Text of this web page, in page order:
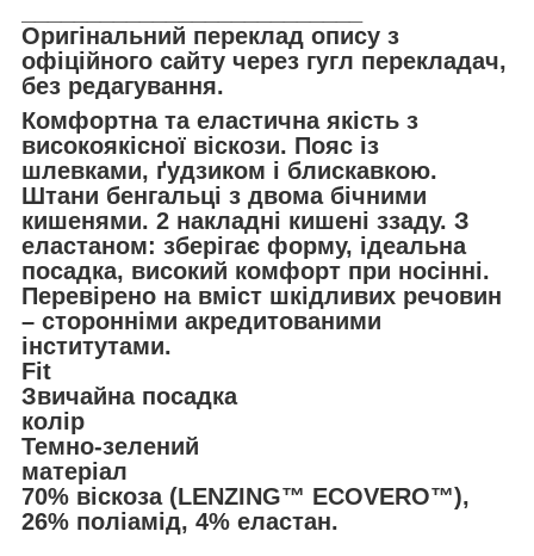
Оригінальний переклад опису з
офіційного сайту через гугл перекладач,
без редагування.
Комфортна та еластична якість з
високоякісної віскози. Пояс із
шлевками, ґудзиком і блискавкою.
Штани бенгальці з двома бічними
кишенями. 2 накладні кишені ззаду. З
еластаном: зберігає форму, ідеальна
посадка, високий комфорт при носінні.
Перевірено на вміст шкідливих речовин
– сторонніми акредитованими
інститутами.
Fit
Звичайна посадка
колір
Темно-зелений
матеріал
70% віскоза (LENZING™ ECOVERO™),
26% поліамід, 4% еластан.